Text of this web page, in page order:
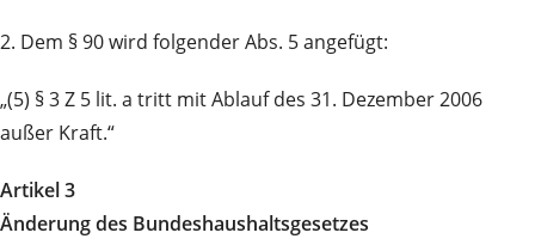
2. Dem § 90 wird folgender Abs. 5 angefügt:
„(5) § 3 Z 5 lit. a tritt mit Ablauf des 31. Dezember 2006
außer Kraft.“
Artikel 3
Änderung des Bundeshaushaltsgesetzes